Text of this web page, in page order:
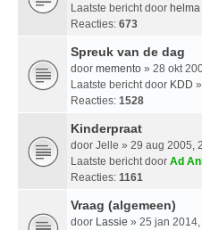
Laatste bericht door helma
Reacties: 673
Spreuk van de dag
door memento » 28 okt
Laatste bericht door KDD »
Reacties: 1528
Kinderpraat
door Jelle » 29 aug 2005,
Laatste bericht door Ad
Reacties: 1161
Vraag (algemeen)
door Lassie » 25 jan 2014,